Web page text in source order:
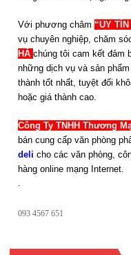
Với phương châm “UY
vụ chuyên nghiệp, chăm
HÀ chúng tôi cam kết đảm
những dịch vụ và sản
thành tốt nhất, tuyệt đối
hoặc giá thành cao.
Công Ty TNHH Thương
bán cung cấp văn phòng
deli cho các văn phòng,
hàng online mạng Internet.
093 4567 651